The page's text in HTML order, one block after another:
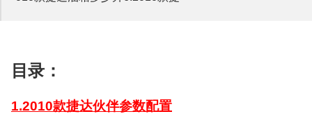
目录：
1.2010款捷达伙伴参数配置